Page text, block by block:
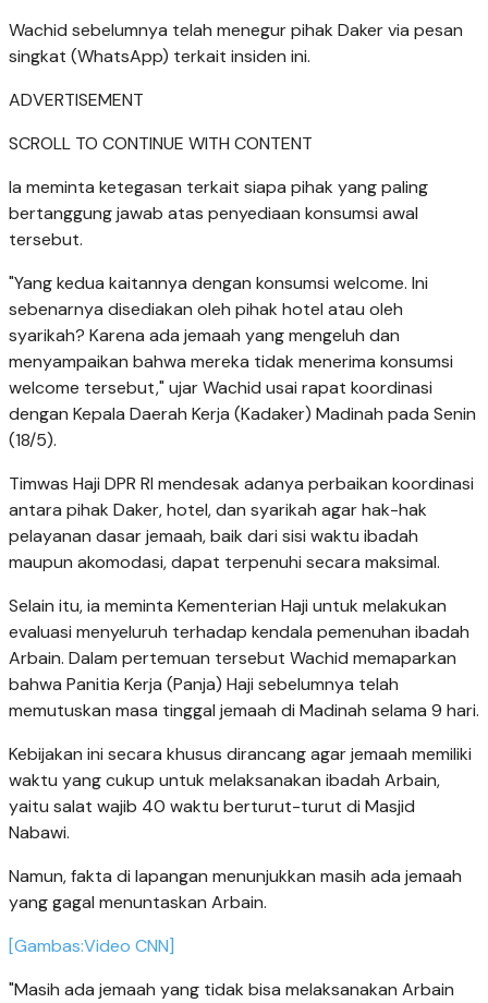
Wachid sebelumnya telah menegur pihak Daker via pesan
singkat (WhatsApp) terkait insiden ini.
ADVERTISEMENT
SCROLL TO CONTINUE WITH CONTENT
Ia meminta ketegasan terkait siapa pihak yang paling
bertanggung jawab atas penyediaan konsumsi awal
tersebut.
"Yang kedua kaitannya dengan konsumsi welcome. Ini
sebenarnya disediakan oleh pihak hotel atau oleh
syarikah? Karena ada jemaah yang mengeluh dan
menyampaikan bahwa mereka tidak menerima konsumsi
welcome tersebut," ujar Wachid usai rapat koordinasi
dengan Kepala Daerah Kerja (Kadaker) Madinah pada Senin
(18/5).
Timwas Haji DPR RI mendesak adanya perbaikan koordinasi
antara pihak Daker, hotel, dan syarikah agar hak-hak
pelayanan dasar jemaah, baik dari sisi waktu ibadah
maupun akomodasi, dapat terpenuhi secara maksimal.
Selain itu, ia meminta Kementerian Haji untuk melakukan
evaluasi menyeluruh terhadap kendala pemenuhan ibadah
Arbain. Dalam pertemuan tersebut Wachid memaparkan
bahwa Panitia Kerja (Panja) Haji sebelumnya telah
memutuskan masa tinggal jemaah di Madinah selama 9 hari.
Kebijakan ini secara khusus dirancang agar jemaah memiliki
waktu yang cukup untuk melaksanakan ibadah Arbain,
yaitu salat wajib 40 waktu berturut-turut di Masjid
Nabawi.
Namun, fakta di lapangan menunjukkan masih ada jemaah
yang gagal menuntaskan Arbain.
[Gambas:Video CNN]
"Masih ada jemaah yang tidak bisa melaksanakan Arbain